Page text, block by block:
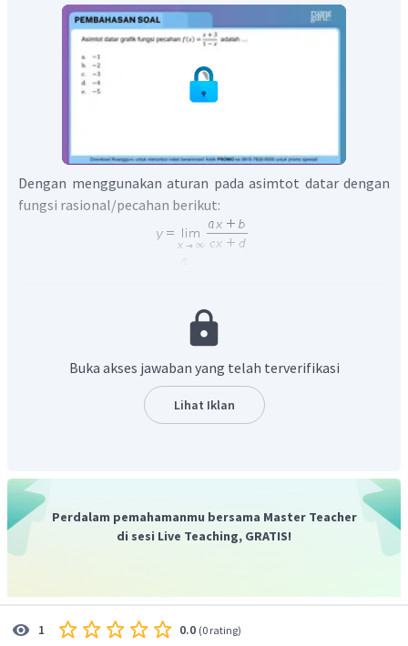
Dengan menggunakan aturan pada asimtot datar dengan
fungsi rasional/pecahan berikut:
Oleh karena itu, jawaban yang benar adalah A.
Buka akses jawaban yang telah terverifikasi
Lihat Iklan
Perdalam pemahamanmu bersama Master Teacher
di sesi Live Teaching, GRATIS!
1 0.0 (0 rating)